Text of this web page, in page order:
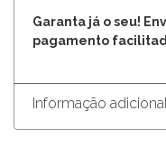
Garanta já o seu!
pagamento
Informação